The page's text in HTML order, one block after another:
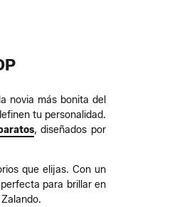
novia más bonita del
tu personalidad.
, diseñados por
que elijas. Con un
para brillar en